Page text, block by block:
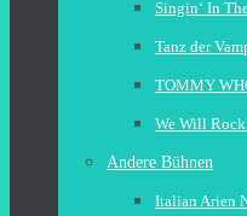
Singin‘ In
Tanz der
TOMMY
We Will
Andere Bühnen
Italian Arien